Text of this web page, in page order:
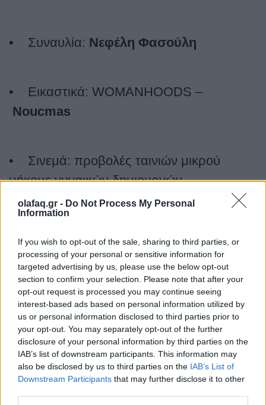
olafaq.gr - Do Not Process My Personal
Information
If you wish to opt-out of the sale, sharing to third parties, or
processing of your personal or sensitive information for
targeted advertising by us, please use the below opt-out
section to confirm your selection. Please note that after your
opt-out request is processed you may continue seeing
interest-based ads based on personal information utilized by
us or personal information disclosed to third parties prior to
your opt-out. You may separately opt-out of the further
disclosure of your personal information by third parties on the
IAB’s list of downstream participants. This information may
also be disclosed by us to third parties on the IAB’s List of
Downstream Participants that may further disclose it to other
• Συναυλία: Νεφέλη Φασούλη
• Εικαστικά: WOMANHOODS –
Noucmas
• Σινεμά: προβολές ταινιών μικρού
μήκους γυναικών δημιουργών
31 Μαΐου: Προσβασιμότητα
•Συζήτηση: Θεσμοί και
υποεκπροσώπηση
• Θέατρο: «Η εκπαίδευση στα του οίκου